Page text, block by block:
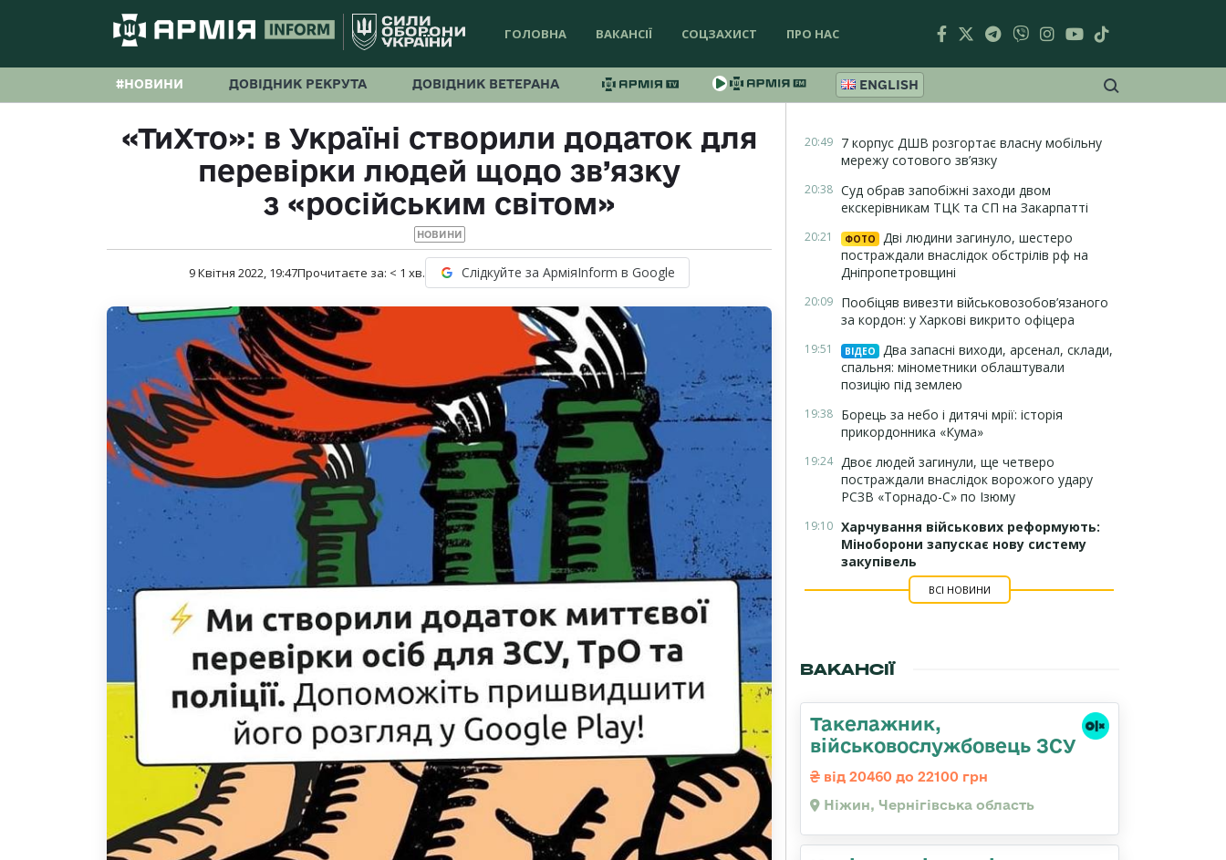
ГОЛОВНА ВАКАНСІЇ СОЦЗАХИСТ ПРО НАС
#НОВИНИ ДОВІДНИК РЕКРУТА ДОВІДНИК ВЕТЕРАНА ENGLISH
«ТиХто»: в Україні створили додаток для
перевірки людей щодо зв’язку
з «російським світом»
НОВИНИ
9 Квітня 2022, 19:47Прочитаєте за: < 1 хв. Слідкуйте за АрміяInform в Google
20:49 7 корпус ДШВ розгортає власну мобільну
мережу сотового зв’язку
20:38 Суд обрав запобіжні заходи двом
екскерівникам ТЦК та СП на Закарпатті
20:21 ФОТО
Дві людини загинуло, шестеро
постраждали внаслідок обстрілів рф на
Дніпропетровщині
20:09 Пообіцяв вивезти військовозобов’язаного
за кордон: у Харкові викрито офіцера
19:51 ВІДЕО
Два запасні виходи, арсенал, склади,
спальня: мінометники облаштували
позицію під землею
19:38 Борець за небо і дитячі мрії: історія
прикордонника «Кума»
19:24 Двоє людей загинули, ще четверо
постраждали внаслідок ворожого удару
РСЗВ «Торнадо-С» по Ізюму
19:10 Харчування військових реформують:
Міноборони запускає нову систему
закупівель
ВСІ НОВИНИ
ВАКАНСІЇ
Такелажник,
військовослужбовець ЗСУ
від 20460 до 22100 грн
Ніжин, Чернігівська область